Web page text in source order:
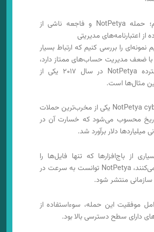
تجربه دوم؛ حمله NotPetya و فاجعه ناشی از
از اعتبارنامه‌های مدیریتی
نمونه‌ای را بررسی کنیم که ارتباط بسیار
ضعف مدیریت حساب‌های ممتاز دارد،
حمله گسترده NotPetya در سال ۲۰۱۷ یکی از
مثال‌ها است.
NotPetya cyberattack یکی از مخرب‌ترین حملات
محسوب می‌شود که خسارت آن در
دلار برآورد شد.
از باج‌افزارها که تنها فایل‌ها را
رمزگذاری می‌کنند، NotPetya توانست به سرعت در
منتشر شود.
موفقیت این حمله، سوءاستفاده از
دارای سطح دسترسی بالا بود.